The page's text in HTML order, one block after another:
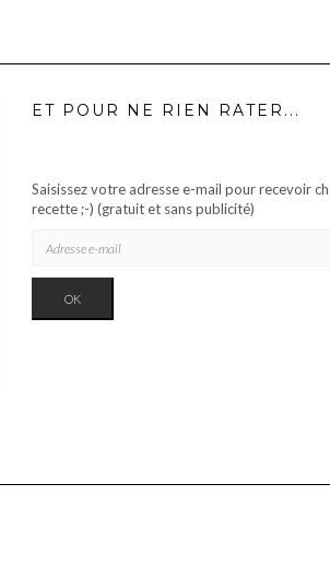
ET POUR NE RIEN RATER...
Saisissez votre adresse e-mail pour recevoir
recette ;-) (gratuit et sans publicité)
OK